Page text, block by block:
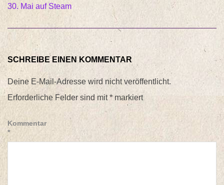
30. Mai auf Steam
SCHREIBE EINEN KOMMENTAR
Deine E-Mail-Adresse wird nicht veröffentlicht.
Erforderliche Felder sind mit*markiert
Kommentar
*